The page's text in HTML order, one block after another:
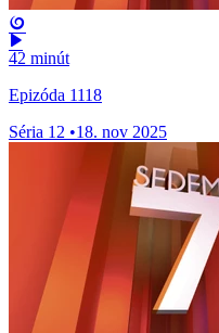
42 minút
Epizóda 1118
Séria 12 •18. nov 2025